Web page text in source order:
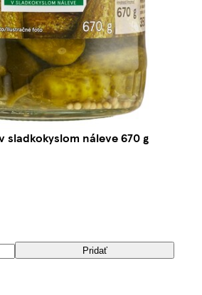
sladkokyslom náleve 670 g
Pridať